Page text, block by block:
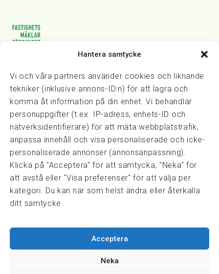
Hantera samtycke
Vi och våra partners använder cookies och liknande
tekniker (inklusive annons-ID:n) för att lagra och
komma åt information på din enhet. Vi behandlar
personuppgifter (t.ex. IP-adress, enhets-ID och
nätverksidentifierare) för att mäta webbplatstrafik,
anpassa innehåll och visa personaliserade och icke-
personaliserade annonser (annonsanpassning).
Klicka på "Acceptera" för att samtycka, "Neka" för
att avstå eller "Visa preferenser" för att välja per
kategori. Du kan när som helst ändra eller återkalla
ditt samtycke.
Acceptera
Neka
Vasagatan 28, 111 20 Stockholm
kansli@fmf.se
Snabblänkar
Prisexempel
Medarbetare
Policies & integritet
Information om Cookie-hantering och Google Analytics
Integritetspolicy
Dataskyddsförordningen
Samarbeten
FRN, Fastighetsmarknadens reklamationsnämnd